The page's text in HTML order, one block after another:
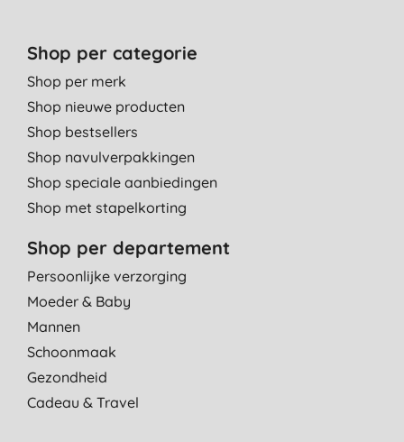
Shop per categorie
Shop per merk
Shop nieuwe producten
Shop bestsellers
Shop navulverpakkingen
Shop speciale aanbiedingen
Shop met stapelkorting
Shop per departement
Persoonlijke verzorging
Moeder & Baby
Mannen
Schoonmaak
Gezondheid
Cadeau & Travel